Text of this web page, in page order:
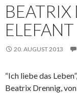
ELEFANT
20. AUGUST 2013
“Ich liebe das
Beatrix Drennig, von